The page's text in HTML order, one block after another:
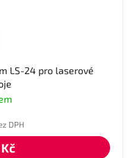
LS-24 pro laserové
DPH